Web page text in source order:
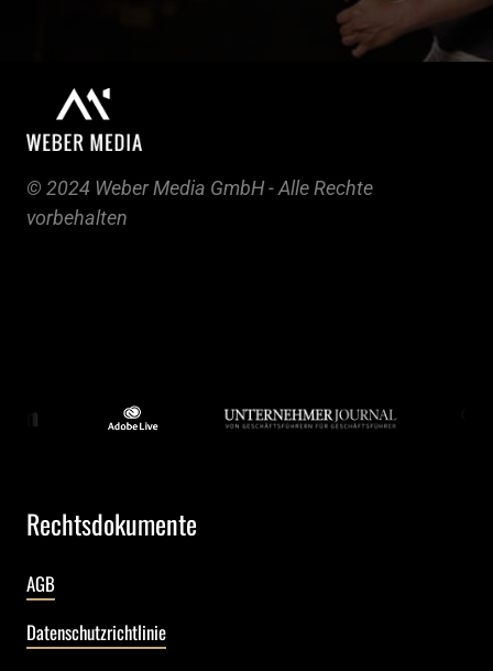
© 2024 Weber Media GmbH - Alle Rechte
vorbehalten
Rechtsdokumente
AGB
Datenschutzrichtlinie